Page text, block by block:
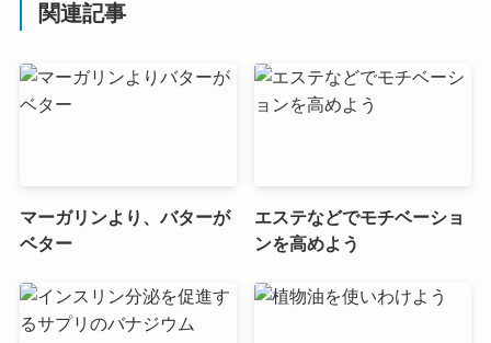
関連記事
マーガリンより、バターが
ベター
エステなどでモチベーショ
ンを高めよう